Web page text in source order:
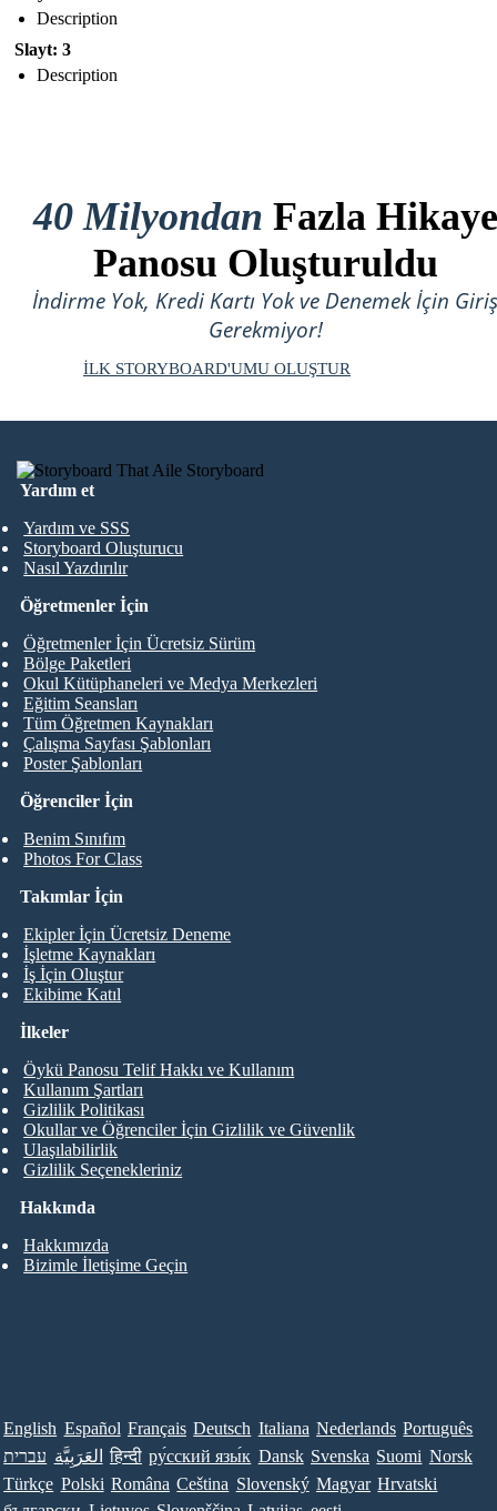
Description
Slayt: 3
Description
40 Milyondan Fazla Hikaye
Panosu Oluşturuldu
İndirme Yok, Kredi Kartı Yok ve Denemek İçin Giriş
Gerekmiyor!
İLK STORYBOARD'UMU OLUŞTUR
Yardım et
Yardım ve SSS
Storyboard Oluşturucu
Nasıl Yazdırılır
Öğrenciler İçin
Benim Sınıfım
Photos For Class
Öğretmenler İçin
Öğretmenler İçin Ücretsiz Sürüm
Bölge Paketleri
Okul Kütüphaneleri ve Medya Merkezleri
Eğitim Seansları
Tüm Öğretmen Kaynakları
Çalışma Sayfası Şablonları
Poster Şablonları
Takımlar İçin
Ekipler İçin Ücretsiz Deneme
İşletme Kaynakları
İş İçin Oluştur
Ekibime Katıl
Hakkında
Hakkımızda
Bizimle İletişime Geçin
İlkeler
Öykü Panosu Telif Hakkı ve Kullanım
Kullanım Şartları
Gizlilik Politikası
Okullar ve Öğrenciler İçin Gizlilik ve Güvenlik
Ulaşılabilirlik
Gizlilik Seçenekleriniz
English Español Français Deutsch Italiana Nederlands Português
עברית العَرَبِيَّة हिन्दी ру́сский язы́к Dansk Svenska Suomi Norsk
Türkçe Polski Româna Ceština Slovenský Magyar Hrvatski